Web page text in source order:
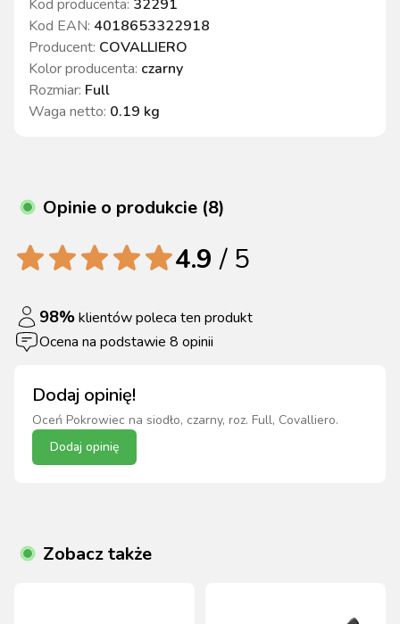
Kod producenta: 32291
Kod EAN: 4018653322918
Producent: COVALLIERO
Kolor producenta: czarny
Rozmiar: Full
Waga netto: 0.19 kg
Opinie o produkcie (8)
Dodaj opinię!
Oceń Pokrowiec na siodło, czarny, roz. Full, Covalliero.
Dodaj opinię
4.9 / 5
98%klientów poleca ten produkt
Ocena na podstawie 8 opinii
Zobacz także